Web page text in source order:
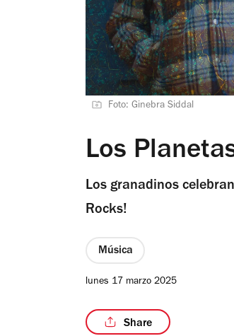
Foto: Ginebra Siddal
Los
Los granadinos
Rocks!
Música
lunes 17 marzo 2025
Share